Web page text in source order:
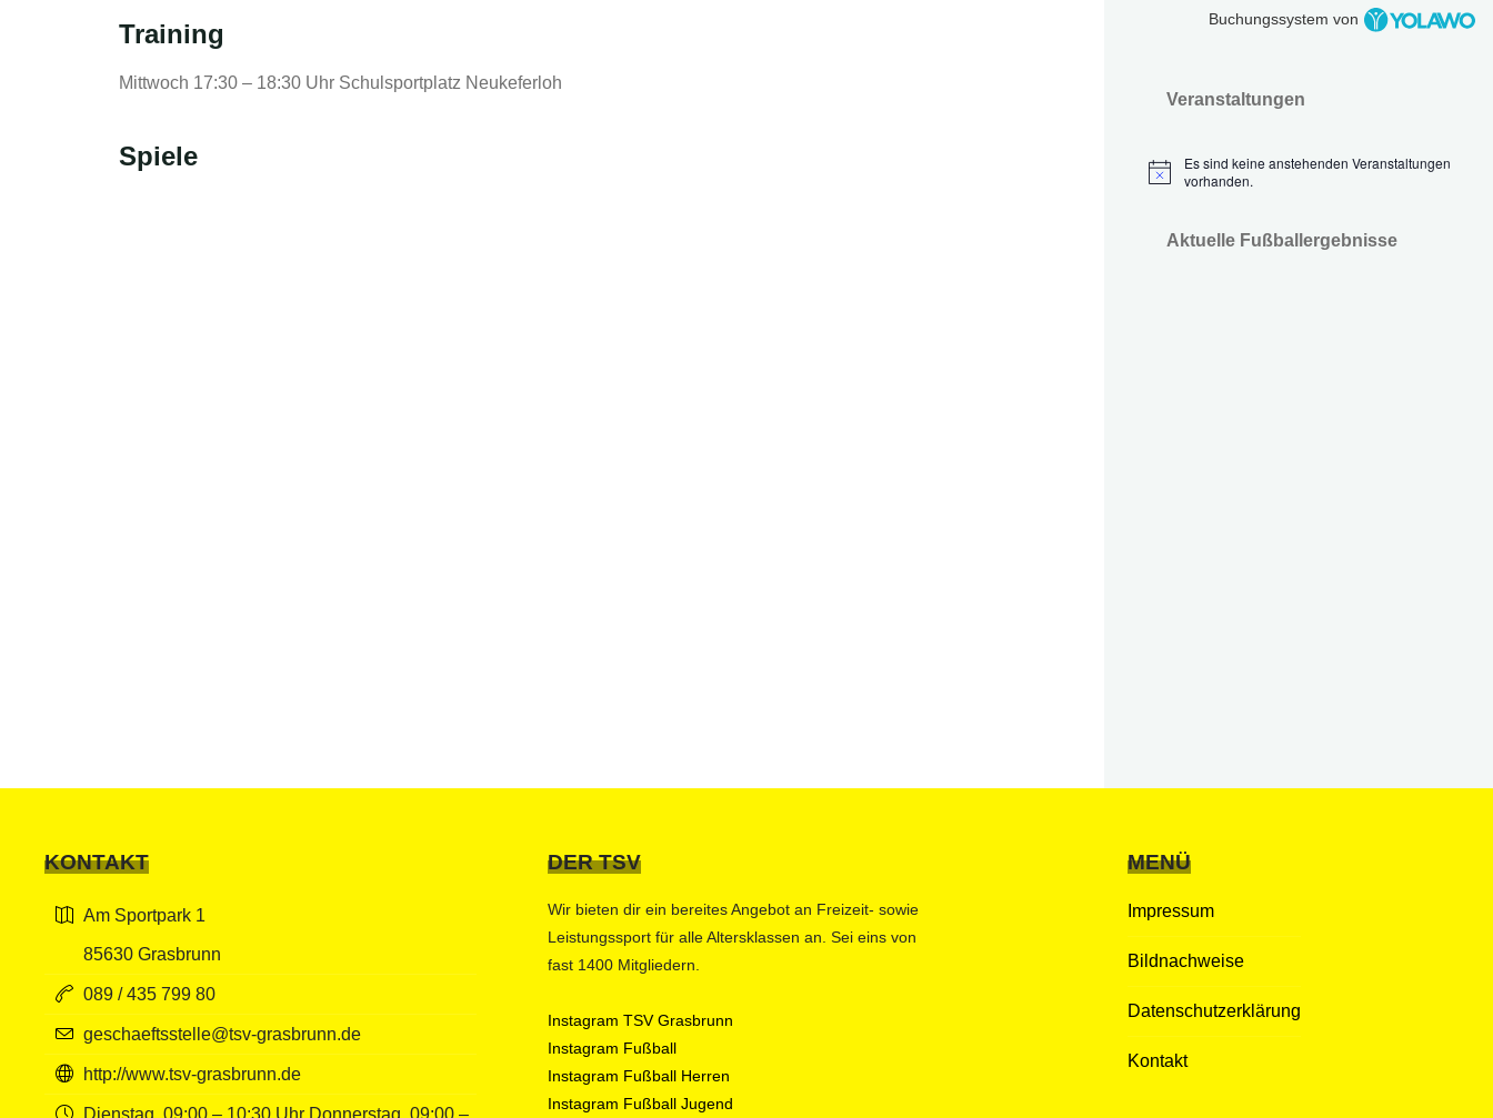
Training
Mittwoch 17:30 – 18:30 Uhr Schulsportplatz Neukeferloh
Spiele
Buchungssystem von
Veranstaltungen
Hinweis
Es sind keine anstehenden Veranstaltungen
vorhanden.
Aktuelle Fußballergebnisse
KONTAKT
Am Sportpark 1
85630 Grasbrunn
089 / 435 799 80
geschaeftsstelle@tsv-grasbrunn.de
http://www.tsv-grasbrunn.de
Dienstag, 09:00 – 10:30 Uhr Donnerstag, 09:00 –
DER TSV
Wir bieten dir ein bereites Angebot an Freizeit- sowie
Leistungssport für alle Altersklassen an. Sei eins von
fast 1400 Mitgliedern.
Instagram TSV Grasbrunn
Instagram Fußball
Instagram Fußball Herren
Instagram Fußball Jugend
MENÜ
Impressum
Bildnachweise
Datenschutzerklärung
Kontakt